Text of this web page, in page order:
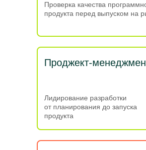
Проджект-
Лидирование разработки
от планирования до запуска
продукта
Проверка качества
продукта перед выпуском на